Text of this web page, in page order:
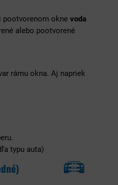
pootvorenom okne voda
alebo pootvorené
rámu okna. Aj napriek
typu auta)